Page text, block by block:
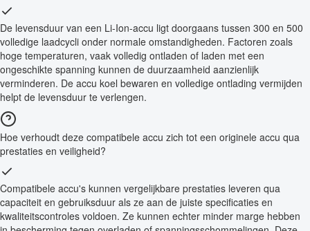
De levensduur van een Li-Ion-accu ligt doorgaans tussen 300 en 500
volledige laadcycli onder normale omstandigheden. Factoren zoals
hoge temperaturen, vaak volledig ontladen of laden met een
ongeschikte spanning kunnen de duurzaamheid aanzienlijk
verminderen. De accu koel bewaren en volledige ontlading vermijden
helpt de levensduur te verlengen.
Hoe verhoudt deze compatibele accu zich tot een originele accu qua
prestaties en veiligheid?
Compatibele accu's kunnen vergelijkbare prestaties leveren qua
capaciteit en gebruiksduur als ze aan de juiste specificaties en
kwaliteitscontroles voldoen. Ze kunnen echter minder marge hebben